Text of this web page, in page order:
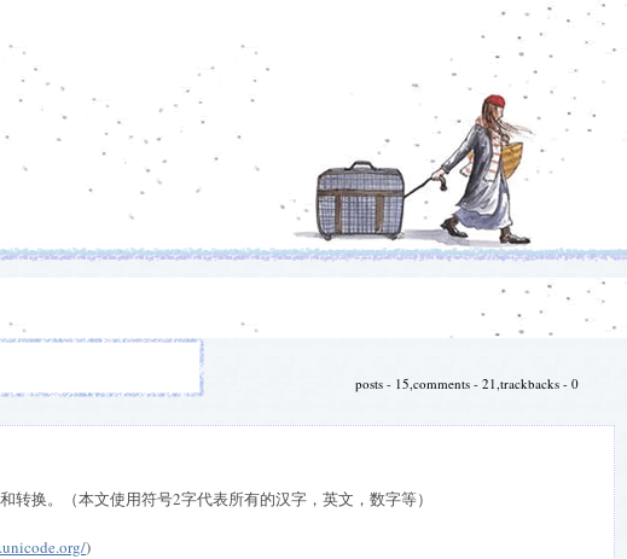
posts - 15,comments - 21,trackbacks - 0
换。（本文使用符号2字代表所有的汉字，英文，数字等）
)